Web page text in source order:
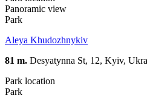
Panoramic view
Park
Aleya Khudozhnykiv
81 m. Desyatynna St, 12, Kyiv,
Park location
Park